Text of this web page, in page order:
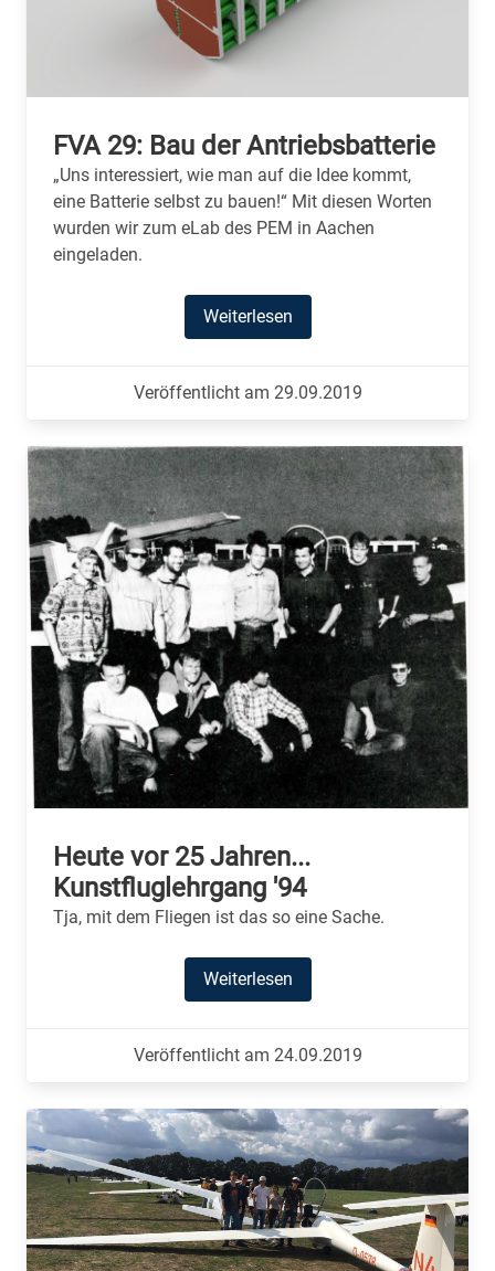
FVA 29: Bau der Antriebsbatterie
„Uns interessiert, wie man auf die Idee kommt,
eine Batterie selbst zu bauen!“ Mit diesen Worten
wurden wir zum eLab des PEM in Aachen
eingeladen.
Weiterlesen
Veröffentlicht am 29.09.2019
Heute vor 25 Jahren...
Kunstfluglehrgang '94
Tja, mit dem Fliegen ist das so eine Sache.
Weiterlesen
Veröffentlicht am 24.09.2019